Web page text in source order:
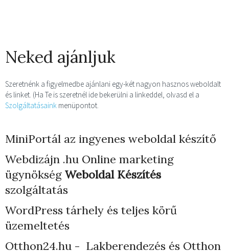
Neked ajánljuk
Szeretnénk a figyelmedbe ajánlani egy-két nagyon hasznos weboldalt
és linket. (Ha Te is szeretnél ide bekerülni a linkeddel, olvasd el a
Szolgáltatásaink menüpontot.
MiniPortál az ingyenes weboldal készítő
Webdizájn .hu Online marketing
ügynökség Weboldal Készítés
szolgáltatás
WordPress tárhely és teljes körű
üzemeltetés
Otthon24.hu - Lakberendezés és Otthon